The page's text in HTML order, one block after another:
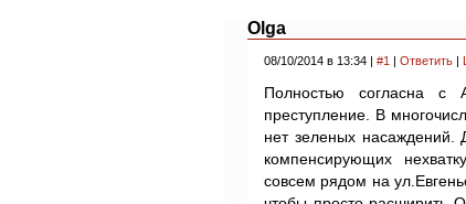
Olga
08/10/2014 в 13:34 | #1 | Ответить |
Полностью согласна с
преступление. В
нет зеленых насаждений.
компенсирующих
совсем рядом на